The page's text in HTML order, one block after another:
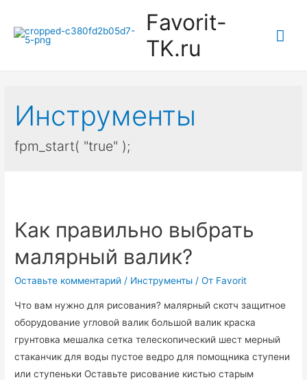
Favorit-
TK.ru
Инструменты
fpm_start( "true" );
Как правильно выбрать
малярный валик?
Оставьте комментарий / Инструменты / От Favorit
Что вам нужно для рисования? малярный скотч защитное
оборудование угловой валик большой валик краска
грунтовка мешалка сетка телескопический шест мерный
стаканчик для воды пустое ведро для помощника ступени
или ступеньки Оставьте рисование кистью старым